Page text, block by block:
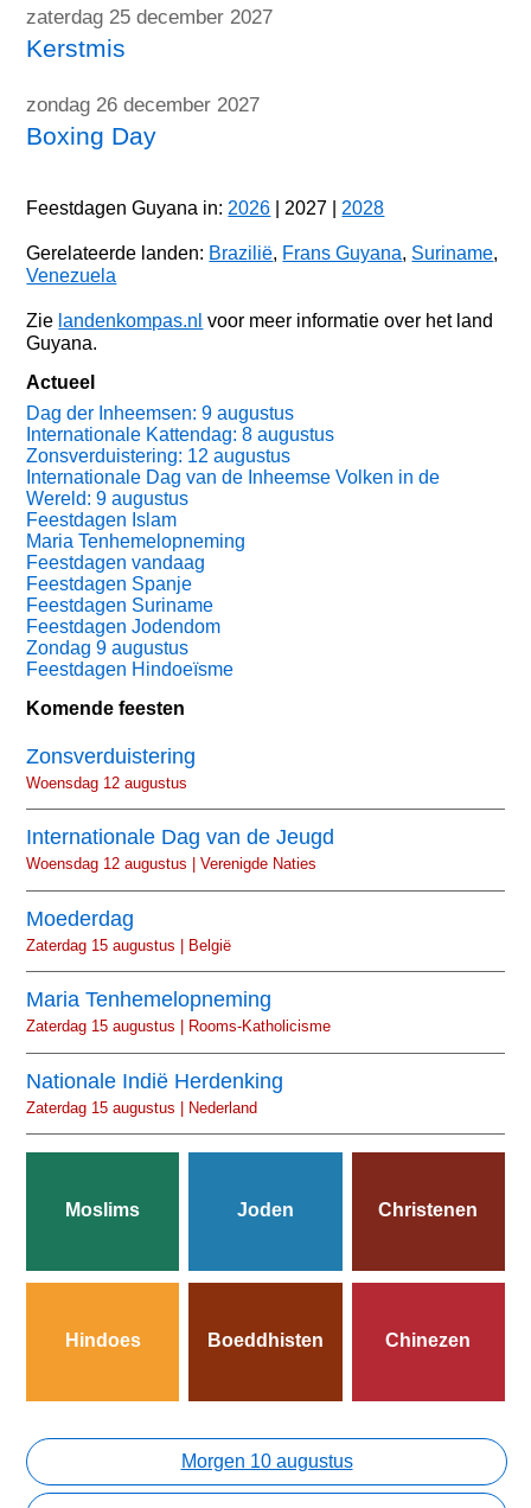
zaterdag 25 december 2027
Kerstmis
zondag 26 december 2027
Boxing Day
Feestdagen Guyana in: 2026 | 2027 | 2028
Gerelateerde landen: Brazilië, Frans Guyana, Suriname,
Venezuela
Zie landenkompas.nl voor meer informatie over het land
Guyana.
Actueel
Dag der Inheemsen: 9 augustus
Internationale Kattendag: 8 augustus
Zonsverduistering: 12 augustus
Internationale Dag van de Inheemse Volken in de
Wereld: 9 augustus
Feestdagen Islam
Maria Tenhemelopneming
Feestdagen vandaag
Feestdagen Spanje
Feestdagen Suriname
Feestdagen Jodendom
Zondag 9 augustus
Feestdagen Hindoeïsme
Komende feesten
Zonsverduistering
Woensdag 12 augustus
Internationale Dag van de Jeugd
Woensdag 12 augustus | Verenigde Naties
Moederdag
Zaterdag 15 augustus | België
Maria Tenhemelopneming
Zaterdag 15 augustus | Rooms-Katholicisme
Nationale Indië Herdenking
Zaterdag 15 augustus | Nederland
Moslims Joden Christenen
Hindoes Boeddhisten Chinezen
Morgen 10 augustus